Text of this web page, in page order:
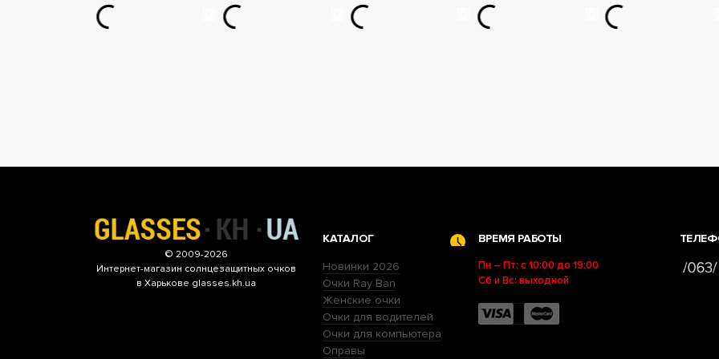
© 2009-2026
Интернет-магазин солнцезащитных очков
в Харькове glasses.kh.ua
КАТАЛОГ
Новинки 2026
Очки Ray Ban
Женские очки
Очки для водителей
Очки для компьютера
Оправы
ВРЕМЯ РАБОТЫ
Пн – Пт: с 10:00 до 19:00
Сб и Вс: выходной